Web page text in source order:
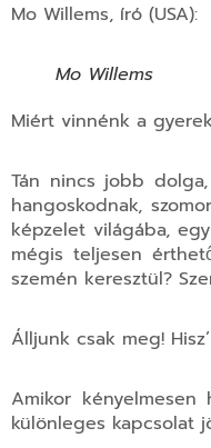
Mo Willems, író (USA):
Mo Willems
Miért vinnénk a
Tán nincs jobb
hangoskodnak,
képzelet világába,
mégis teljesen
szemén keresztül?
Álljunk csak meg!
Amikor
különleges kapcsolat